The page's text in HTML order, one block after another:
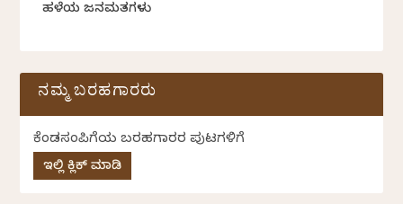
ಹಳೆಯ ಜನಮತಗಳು
ನಮ್ಮ ಬರಹಗಾರರು
ಕೆಂಡಸಂಪಿಗೆಯ ಬರಹಗಾರರ ಪುಟಗಳಿಗೆ
ಇಲ್ಲಿ ಕ್ಲಿಕ್ ಮಾಡಿ